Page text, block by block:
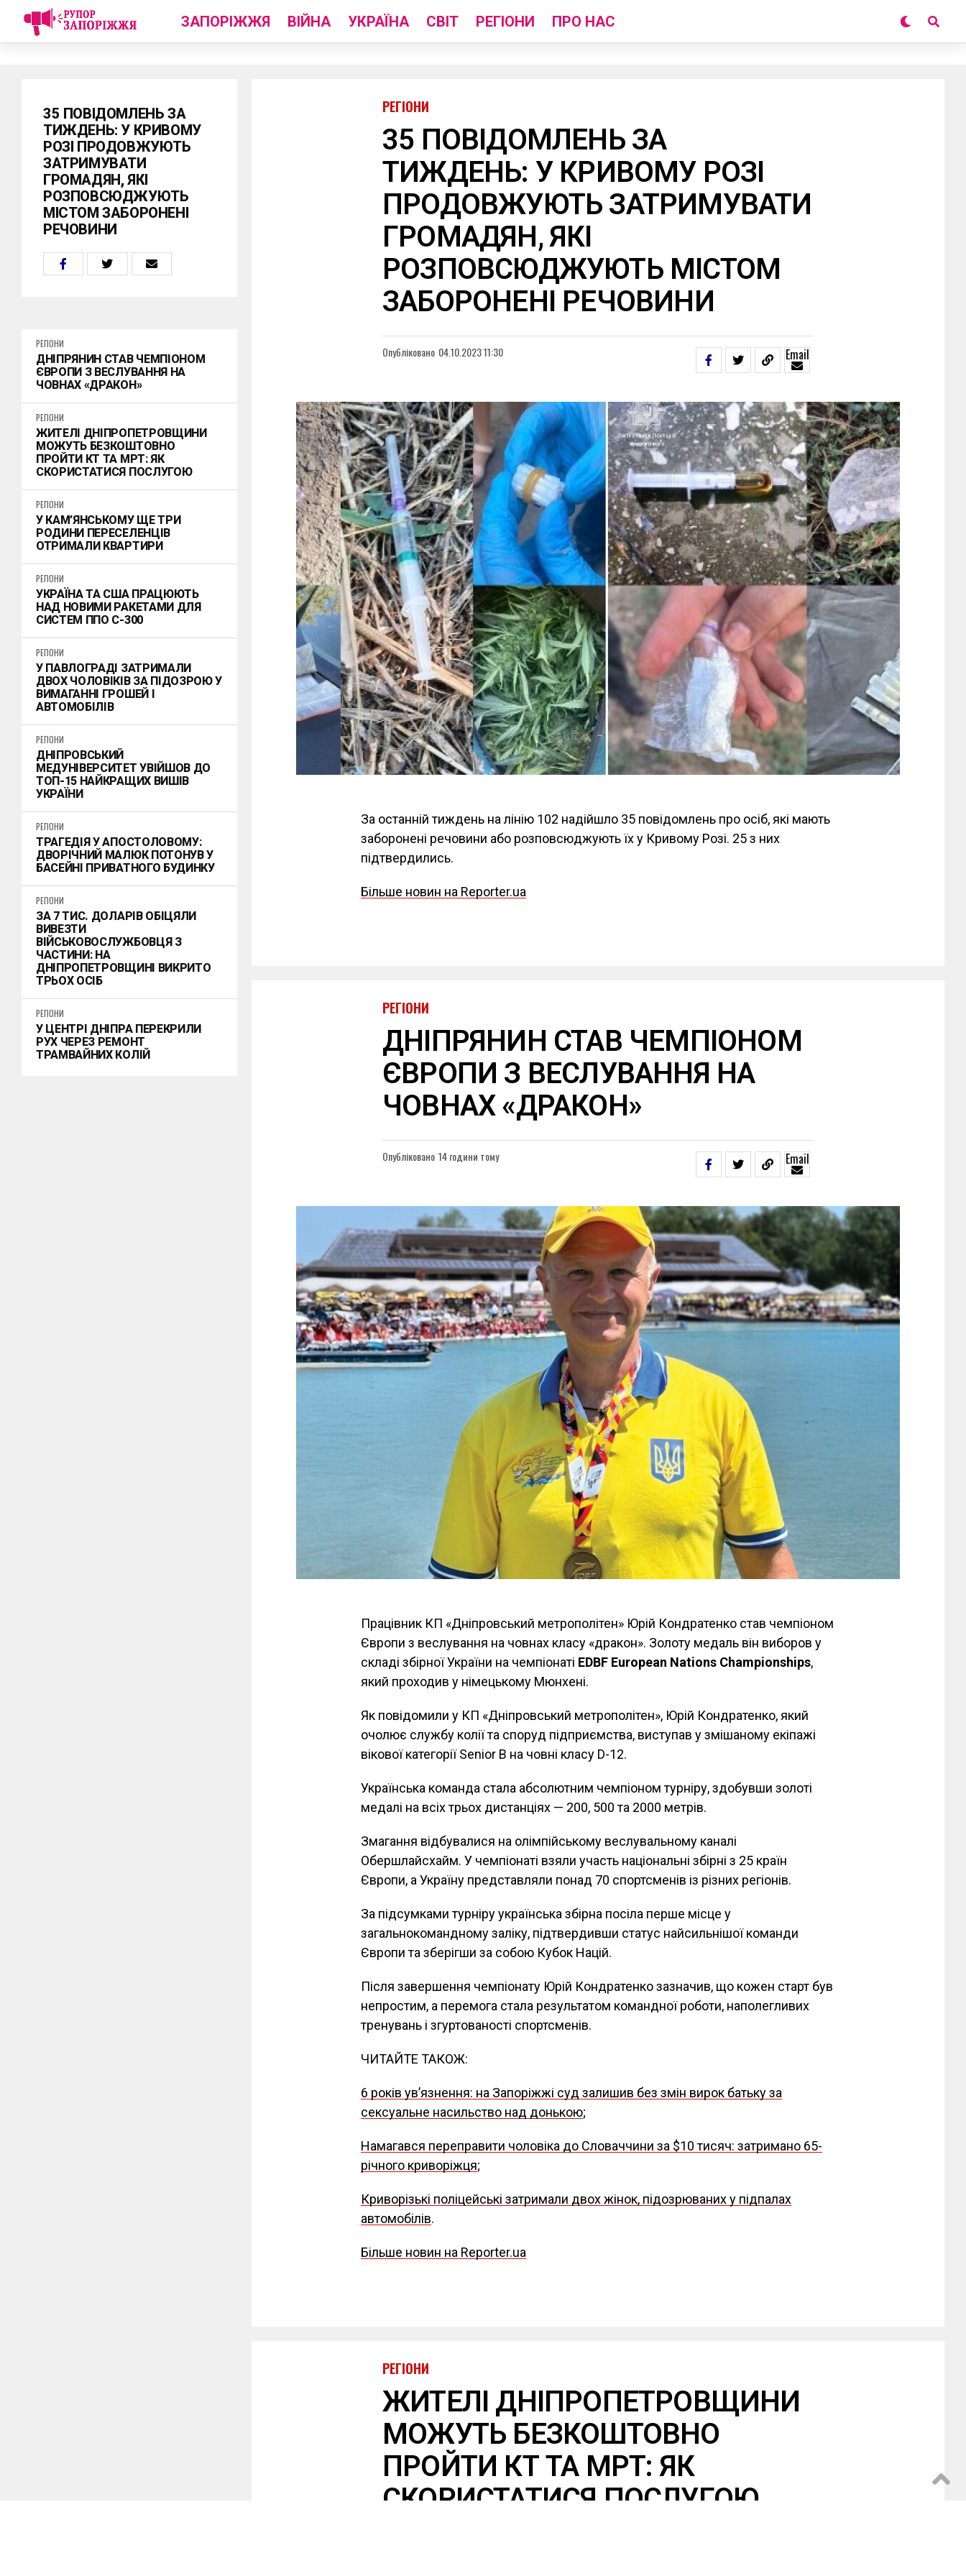
ЗАПОРІЖЖЯ ВІЙНА УКРАЇНА СВІТ РЕГІОНИ ПРО НАС
35 ПОВІДОМЛЕНЬ ЗА
ТИЖДЕНЬ: У КРИВОМУ
РОЗІ ПРОДОВЖУЮТЬ
ЗАТРИМУВАТИ
ГРОМАДЯН, ЯКІ
РОЗПОВСЮДЖУЮТЬ
МІСТОМ ЗАБОРОНЕНІ
РЕЧОВИНИ
РЕГІОНИ
ДНІПРЯНИН СТАВ ЧЕМПІОНОМ
ЄВРОПИ З ВЕСЛУВАННЯ НА
ЧОВНАХ «ДРАКОН»
РЕГІОНИ
ЖИТЕЛІ ДНІПРОПЕТРОВЩИНИ
МОЖУТЬ БЕЗКОШТОВНО
ПРОЙТИ КТ ТА МРТ: ЯК
СКОРИСТАТИСЯ ПОСЛУГОЮ
РЕГІОНИ
У КАМ’ЯНСЬКОМУ ЩЕ ТРИ
РОДИНИ ПЕРЕСЕЛЕНЦІВ
ОТРИМАЛИ КВАРТИРИ
РЕГІОНИ
УКРАЇНА ТА США ПРАЦЮЮТЬ
НАД НОВИМИ РАКЕТАМИ ДЛЯ
СИСТЕМ ППО С-300
РЕГІОНИ
У ПАВЛОГРАДІ ЗАТРИМАЛИ
ДВОХ ЧОЛОВІКІВ ЗА ПІДОЗРОЮ У
ВИМАГАННІ ГРОШЕЙ І
АВТОМОБІЛІВ
РЕГІОНИ
ДНІПРОВСЬКИЙ
МЕДУНІВЕРСИТЕТ УВІЙШОВ ДО
ТОП-15 НАЙКРАЩИХ ВИШІВ
УКРАЇНИ
РЕГІОНИ
ТРАГЕДІЯ У АПОСТОЛОВОМУ:
ДВОРІЧНИЙ МАЛЮК ПОТОНУВ У
БАСЕЙНІ ПРИВАТНОГО БУДИНКУ
РЕГІОНИ
ЗА 7 ТИС. ДОЛАРІВ ОБІЦЯЛИ
ВИВЕЗТИ
ВІЙСЬКОВОСЛУЖБОВЦЯ З
ЧАСТИНИ: НА
ДНІПРОПЕТРОВЩИНІ ВИКРИТО
ТРЬОХ ОСІБ
РЕГІОНИ
У ЦЕНТРІ ДНІПРА ПЕРЕКРИЛИ
РУХ ЧЕРЕЗ РЕМОНТ
ТРАМВАЙНИХ КОЛІЙ
РЕГІОНИ
35 ПОВІДОМЛЕНЬ ЗА
ТИЖДЕНЬ: У КРИВОМУ РОЗІ
ПРОДОВЖУЮТЬ ЗАТРИМУВАТИ
ГРОМАДЯН, ЯКІ
РОЗПОВСЮДЖУЮТЬ МІСТОМ
ЗАБОРОНЕНІ РЕЧОВИНИ
Опубліковано 04.10.2023 11:30 Email
За останній тиждень на лінію 102 надійшло 35 повідомлень про осіб, які мають
заборонені речовини або розповсюджують їх у Кривому Розі. 25 з них
підтвердились.
Більше новин на Reporter.ua
РЕГІОНИ
ДНІПРЯНИН СТАВ ЧЕМПІОНОМ
ЄВРОПИ З ВЕСЛУВАННЯ НА
ЧОВНАХ «ДРАКОН»
Опубліковано 14 години тому Email
Працівник КП «Дніпровський метрополітен» Юрій Кондратенко став чемпіоном
Європи з веслування на човнах класу «дракон». Золоту медаль він виборов у
складі збірної України на чемпіонаті EDBF European Nations Championships,
який проходив у німецькому Мюнхені.
Як повідомили у КП «Дніпровський метрополітен», Юрій Кондратенко, який
очолює службу колії та споруд підприємства, виступав у змішаному екіпажі
вікової категорії Senior B на човні класу D-12.
Українська команда стала абсолютним чемпіоном турніру, здобувши золоті
медалі на всіх трьох дистанціях — 200, 500 та 2000 метрів.
Змагання відбувалися на олімпійському веслувальному каналі
Обершлайсхайм. У чемпіонаті взяли участь національні збірні з 25 країн
Європи, а Україну представляли понад 70 спортсменів із різних регіонів.
За підсумками турніру українська збірна посіла перше місце у
загальнокомандному заліку, підтвердивши статус найсильнішої команди
Європи та зберігши за собою Кубок Націй.
Після завершення чемпіонату Юрій Кондратенко зазначив, що кожен старт був
непростим, а перемога стала результатом командної роботи, наполегливих
тренувань і згуртованості спортсменів.
ЧИТАЙТЕ ТАКОЖ:
6 років увʼязнення: на Запоріжжі суд залишив без змін вирок батьку за
сексуальне насильство над донькою;
Намагався переправити чоловіка до Словаччини за $10 тисяч: затримано 65-
річного криворіжця;
Криворізькі поліцейські затримали двох жінок, підозрюваних у підпалах
автомобілів.
Більше новин на Reporter.ua
РЕГІОНИ
ЖИТЕЛІ ДНІПРОПЕТРОВЩИНИ
МОЖУТЬ БЕЗКОШТОВНО
ПРОЙТИ КТ ТА МРТ: ЯК
СКОРИСТАТИСЯ ПОСЛУГОЮ